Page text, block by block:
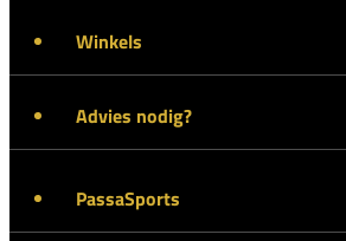
Winkels
Advies nodig?
PassaSports